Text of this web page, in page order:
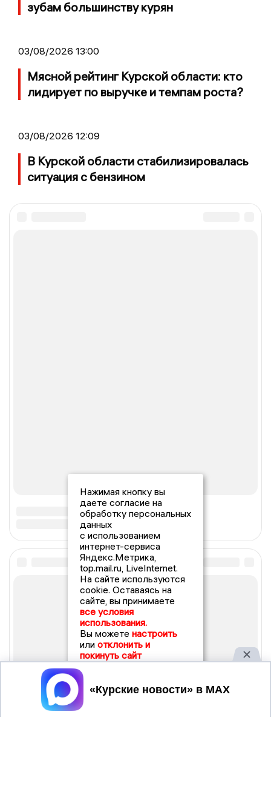
зубам большинству курян
03/08/2026 13:00
Мясной рейтинг Курской области: кто
лидирует по выручке и темпам роста?
03/08/2026 12:09
В Курской области стабилизировалась
ситуация с бензином
Нажимая кнопку вы
даете согласие на
обработку персональных
данных
с использованием
интернет-сервиса
Яндекс.Метрика,
top.mail.ru, LiveInternet.
На сайте используются
cookie. Оставаясь на
сайте, вы принимаете
все условия
использования.
Вы можете настроить
или отклонить и
покинуть сайт
Принять